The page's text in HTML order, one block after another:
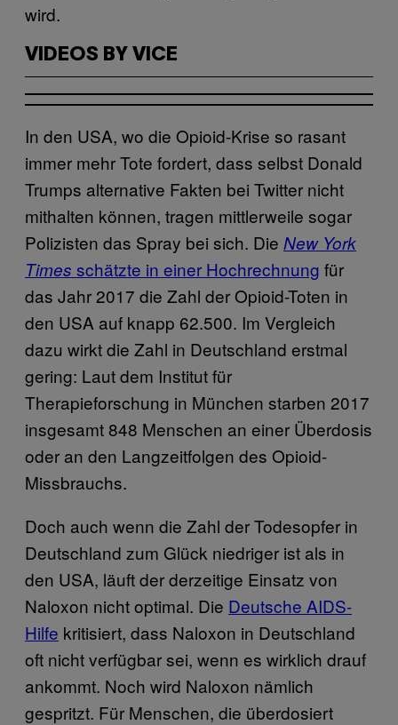
wird.
VIDEOS BY VICE
In den USA, wo die Opioid-Krise so rasant
immer mehr Tote fordert, dass selbst Donald
Trumps alternative Fakten bei Twitter nicht
mithalten können, tragen mittlerweile sogar
Polizisten das Spray bei sich. Die New York
Times schätzte in einer Hochrechnung für
das Jahr 2017 die Zahl der Opioid-Toten in
den USA auf knapp 62.500. Im Vergleich
dazu wirkt die Zahl in Deutschland erstmal
gering: Laut dem Institut für
Therapieforschung in München starben 2017
insgesamt 848 Menschen an einer Überdosis
oder an den Langzeitfolgen des Opioid-
Missbrauchs.
Doch auch wenn die Zahl der Todesopfer in
Deutschland zum Glück niedriger ist als in
den USA, läuft der derzeitige Einsatz von
Naloxon nicht optimal. Die Deutsche AIDS-
Hilfe kritisiert, dass Naloxon in Deutschland
oft nicht verfügbar sei, wenn es wirklich drauf
ankommt. Noch wird Naloxon nämlich
gespritzt. Für Menschen, die überdosiert